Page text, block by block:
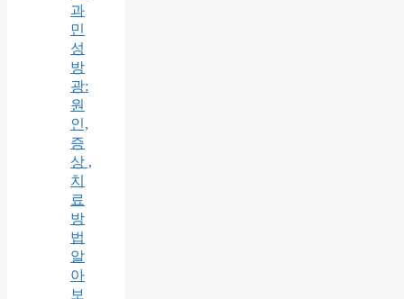
과
민
성
방
광:
원
인,
증
상 ,
치
료
방
법
알
아
보